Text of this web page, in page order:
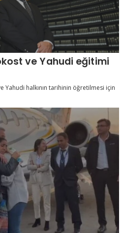
ve Yahudi eğitimi
Yahudi halkının tarihinin öğretilmesi için